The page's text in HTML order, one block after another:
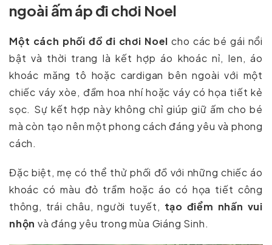
ngoài ấm áp đi chơi Noel
Một cách phối đồ đi chơi Noel cho các bé gái nổi
bật và thời trang là kết hợp áo khoác nỉ, len, áo
khoác măng tô hoặc cardigan bên ngoài với một
chiếc váy xòe, đầm hoa nhí hoặc váy có họa tiết kẻ
sọc. Sự kết hợp này không chỉ giúp giữ ấm cho bé
mà còn tạo nên một phong cách đáng yêu và phong
cách.
Đặc biệt, mẹ có thể thử phối đồ với những chiếc áo
khoác có màu đỏ trầm hoặc áo có họa tiết công
thông, trái châu, người tuyết, tạo điểm nhấn vui
nhộn và đáng yêu trong mùa Giáng Sinh.